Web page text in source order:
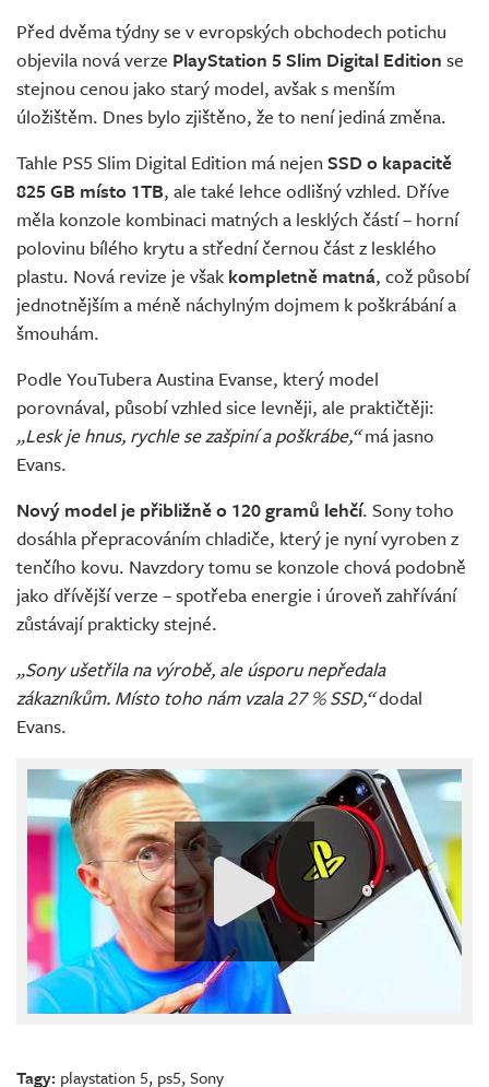
Živě
Před dvěma týdny se v evropských obchodech potichu
objevila nová verze PlayStation 5 Slim Digital Edition se
stejnou cenou jako starý model, avšak s menším
úložištěm. Dnes bylo zjištěno, že to není jediná změna.
Tahle PS5 Slim Digital Edition má nejen SSD o kapacitě
825 GB místo 1TB, ale také lehce odlišný vzhled. Dříve
měla konzole kombinaci matných a lesklých částí – horní
polovinu bílého krytu a střední černou část z lesklého
plastu. Nová revize je však kompletně matná, což působí
jednotnějším a méně náchylným dojmem k poškrábání a
šmouhám.
Podle YouTubera Austina Evanse, který model
porovnával, působí vzhled sice levněji, ale praktičtěji:
„Lesk je hnus, rychle se zašpiní a poškrábe,“má jasno
Evans.
Nový model je přibližně o 120 gramů lehčí. Sony toho
dosáhla přepracováním chladiče, který je nyní vyroben z
tenčího kovu. Navzdory tomu se konzole chová podobně
jako dřívější verze – spotřeba energie i úroveň zahřívání
zůstávají prakticky stejné.
„Sony ušetřila na výrobě, ale úsporu nepředala
zákazníkům. Místo toho nám vzala 27 % SSD,“dodal
Evans.
Tagy: playstation 5, ps5,Sony